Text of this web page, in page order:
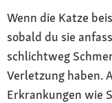
Wenn die Katze
sobald du sie
schlichtweg
Verletzung haben.
Erkrankungen wie